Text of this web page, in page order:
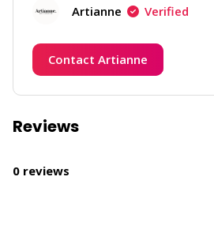
Artianne Verified
Contact Artianne
Reviews
0 reviews